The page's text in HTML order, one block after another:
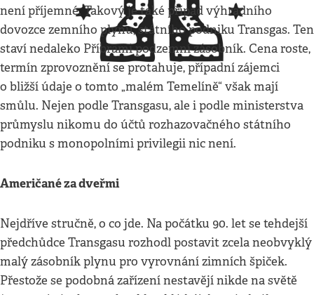
není příjemné. Takový je také případ výhradního
dovozce zemního plynu, státního podniku Transgas. Ten
staví nedaleko Příbrami podzemní zásobník. Cena roste,
termín zprovoznění se protahuje, případní zájemci
o bližší údaje o tomto „malém Temelíně“ však mají
smůlu. Nejen podle Transgasu, ale i podle ministerstva
průmyslu nikomu do účtů rozhazovačného státního
podniku s monopolními privilegii nic není.
Američané za dveřmi
Nejdříve stručně, o co jde. Na počátku 90. let se tehdejší
předchůdce Transgasu rozhodl postavit zcela neobvyklý
malý zásobník plynu pro vyrovnání zimních špiček.
Přestože se podobná zařízení nestavějí nikde na světě